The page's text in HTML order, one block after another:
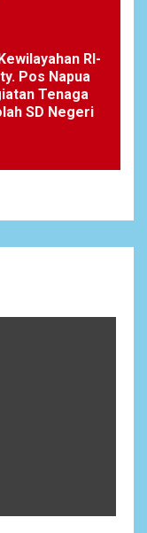
RI-
Pos Napua
Tenaga
SD Negeri